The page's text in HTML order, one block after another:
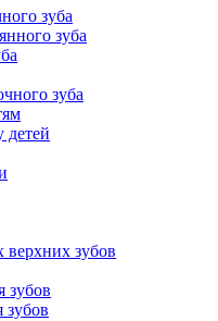
зуба
зуба
зуба
детей
зубов
зубов
зубов